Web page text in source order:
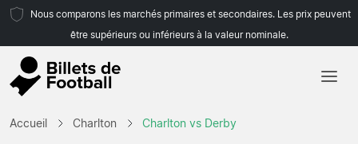
Nous comparons les marchés primaires et secondaires. Les prix peuvent
être supérieurs ou inférieurs à la valeur nominale.
Accueil Charlton Charlton vs Derby